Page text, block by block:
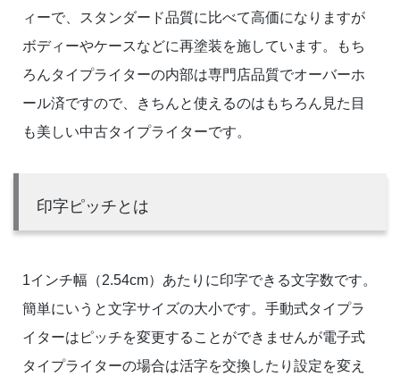
ィーで、スタンダード品質に比べて高価になりますが
ボディーやケースなどに再塗装を施しています。もち
ろんタイプライターの内部は専門店品質でオーバーホ
ール済ですので、きちんと使えるのはもちろん見た目
も美しい中古タイプライターです。
印字ピッチとは
1インチ幅（2.54cm）あたりに印字できる文字数です。
簡単にいうと文字サイズの大小です。手動式タイプラ
イターはピッチを変更することができませんが電子式
タイプライターの場合は活字を交換したり設定を変え